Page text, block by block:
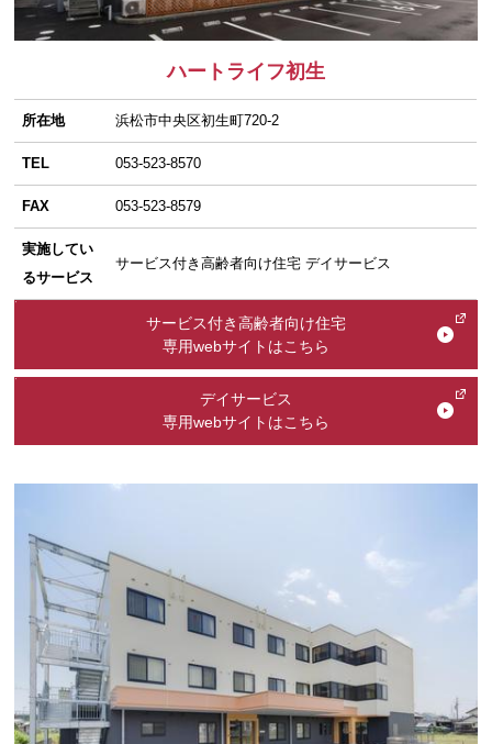
ハートライフ初生
所在地 浜松市中央区初生町720-2
TEL 053-523-8570
FAX 053-523-8579
実施してい
るサービス
サービス付き高齢者向け住宅 デイサービス
サービス付き高齢者向け住宅
専用webサイトはこちら
デイサービス
専用webサイトはこちら